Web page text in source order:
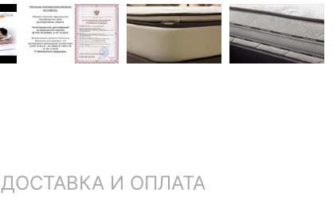
ДОСТАВКА И ОПЛАТА